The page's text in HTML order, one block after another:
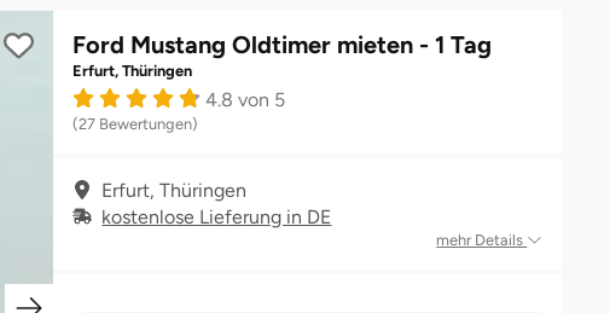
Ford Mustang Oldtimer mieten - 1 Tag
Erfurt, Thüringen
4.8 von 5
(27 Bewertungen)
Erfurt, Thüringen
kostenlose Lieferung in DE
mehr Details